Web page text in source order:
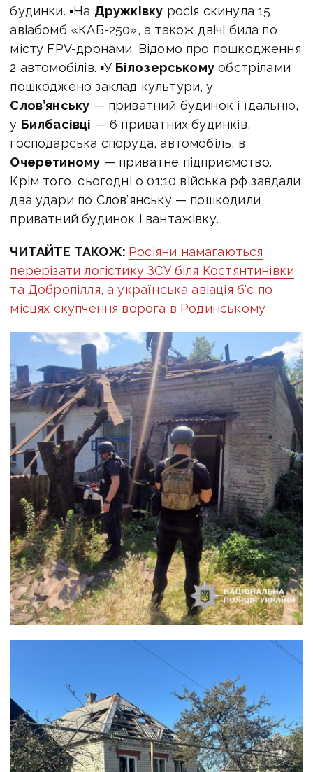
будинки. ▪На Дружківку росія скинула 15
авіабомб «КАБ-250», а також двічі била по
місту FPV-дронами. Відомо про пошкодження
2 автомобілів. ▪У Білозерськомуобстрілами
пошкоджено заклад культури, у
Слов’янську — приватний будинок і їдальню,
у Билбасівці — 6 приватних будинків,
господарська споруда, автомобіль, в
Очеретиному — приватне підприємство.
Крім того, сьогодні о 01:10 війська рф завдали
два удари по Слов’янську — пошкодили
приватний будинок і вантажівку.
ЧИТАЙТЕ ТАКОЖ: Росіяни намагаються
перерізати логістику ЗСУ біля Костянтинівки
та Добропілля, а українська авіація б'є по
місцях скупчення ворога в Родинському